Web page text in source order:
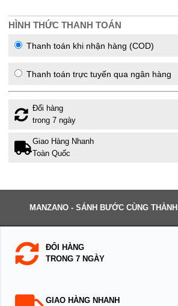
HÌNH THỨC THANH TOÁN
Thanh toán khi nhận hàng (COD)
Thanh toán trực tuyến qua ngân hàng
Đổi hàng
trong 7 ngày
Giao Hàng Nhanh
Toàn Quốc
MANZANO - SÁNH BƯỚC CÙNG
ĐỔI HÀNG
TRONG 7 NGÀY
GIAO HÀNG NHANH